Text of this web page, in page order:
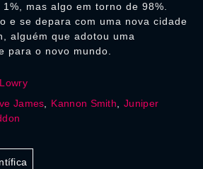
mas algo em torno de 98%.
e se depara com uma nova cidade
alguém que adotou uma
para o novo mundo.
James Kannon Smith ,Juniper